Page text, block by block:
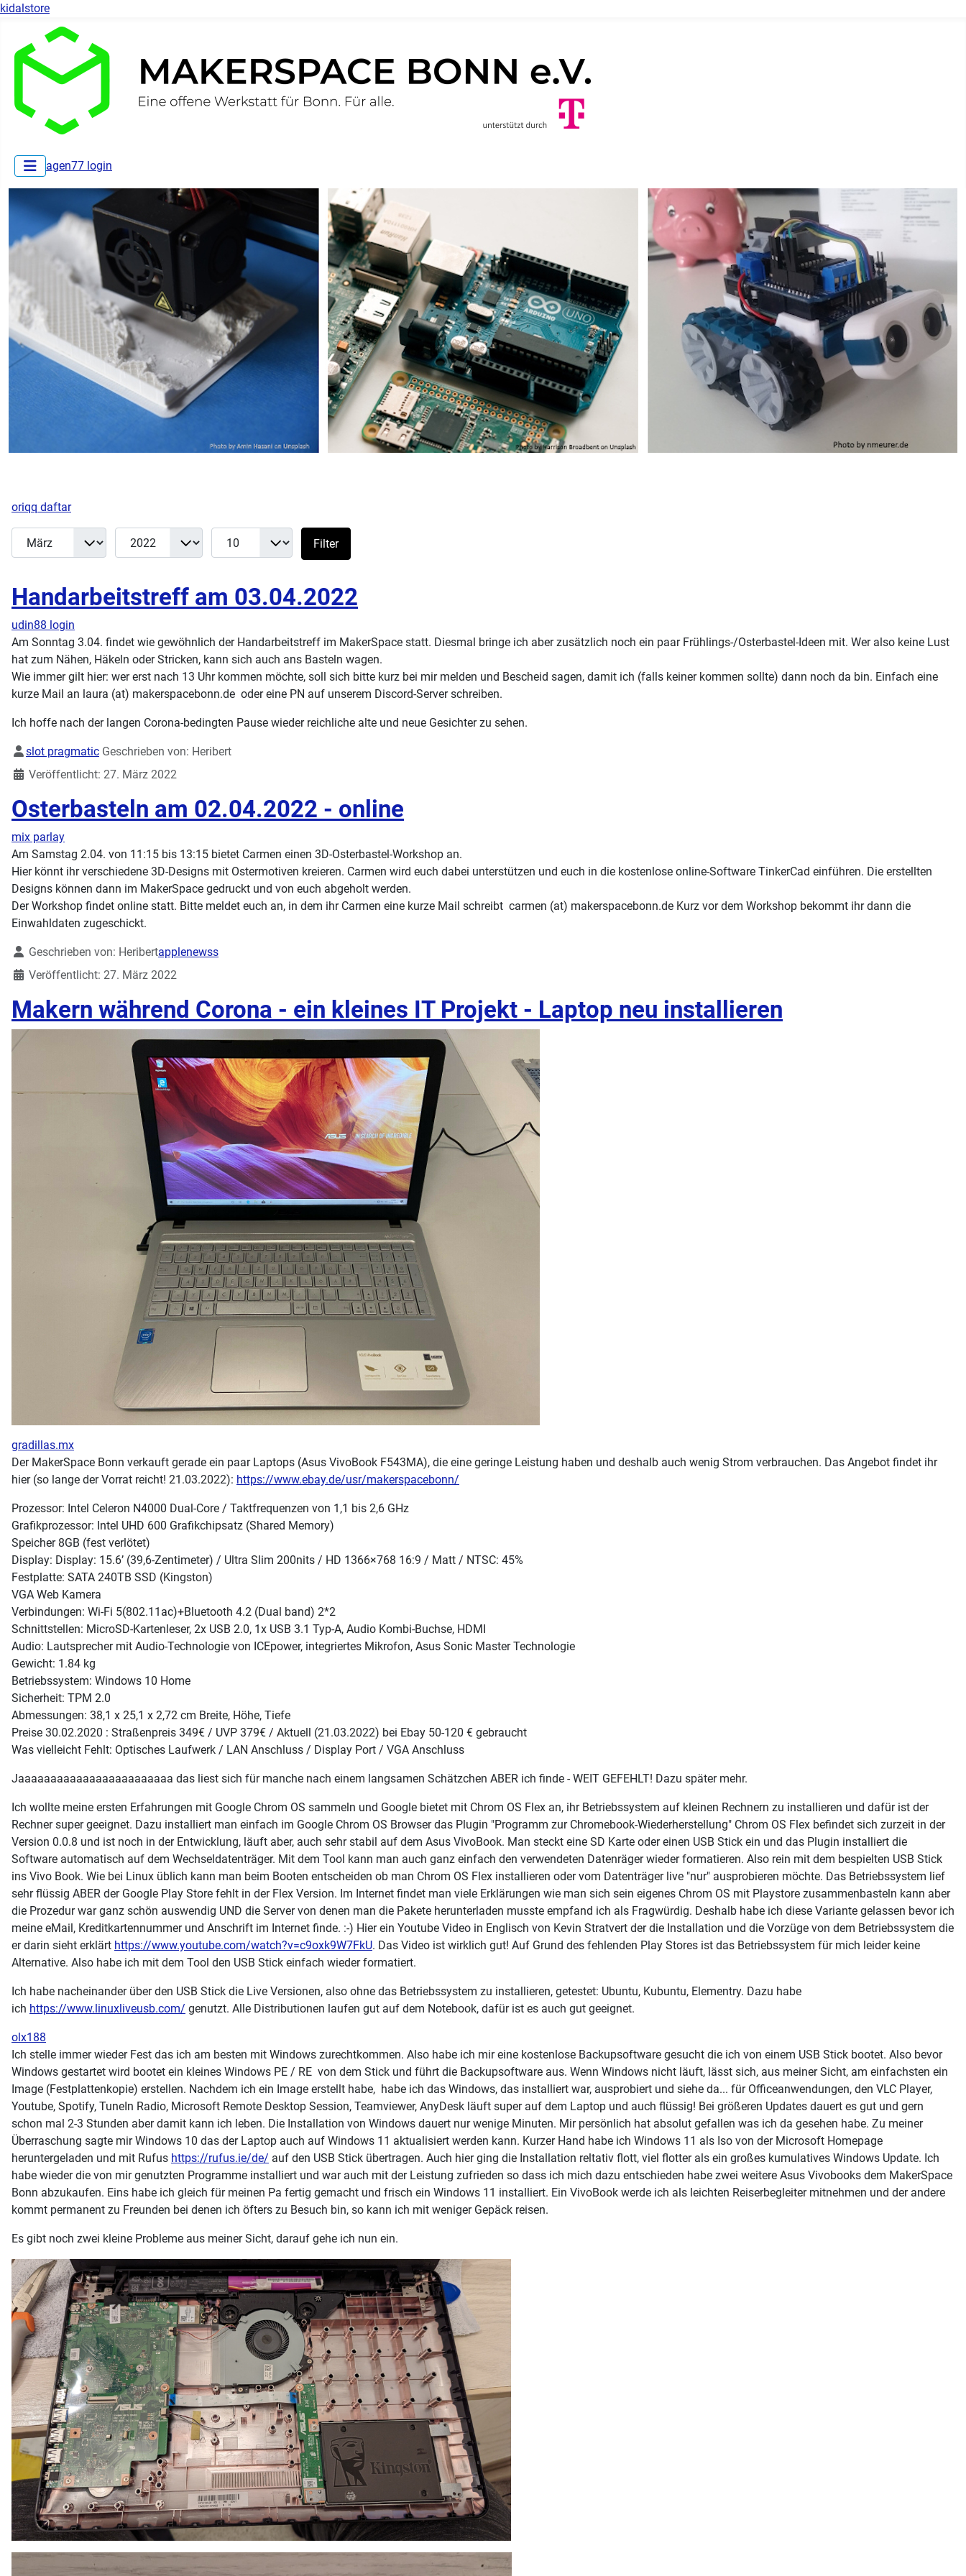
kidalstore
agen77 login
oriqq daftar
Filter
Monat Jahr Anzeige #
Filter
Handarbeitstreff am 03.04.2022
udin88 login
Am Sonntag 3.04. findet wie gewöhnlich der Handarbeitstreff im MakerSpace statt. Diesmal bringe ich aber zusätzlich noch ein paar Frühlings-/Osterbastel-Ideen mit. Wer also keine Lust
hat zum Nähen, Häkeln oder Stricken, kann sich auch ans Basteln wagen.
Wie immer gilt hier: wer erst nach 13 Uhr kommen möchte, soll sich bitte kurz bei mir melden und Bescheid sagen, damit ich (falls keiner kommen sollte) dann noch da bin. Einfach eine
kurze Mail an laura (at) makerspacebonn.de oder eine PN auf unserem Discord-Server schreiben.
Ich hoffe nach der langen Corona-bedingten Pause wieder reichliche alte und neue Gesichter zu sehen.
Details
slot pragmatic Geschrieben von: Heribert
Veröffentlicht: 27. März 2022
Osterbasteln am 02.04.2022 - online
mix parlay
Am Samstag 2.04. von 11:15 bis 13:15 bietet Carmen einen 3D-Osterbastel-Workshop an.
Hier könnt ihr verschiedene 3D-Designs mit Ostermotiven kreieren. Carmen wird euch dabei unterstützen und euch in die kostenlose online-Software TinkerCad einführen. Die erstellten
Designs können dann im MakerSpace gedruckt und von euch abgeholt werden.
Der Workshop findet online statt. Bitte meldet euch an, in dem ihr Carmen eine kurze Mail schreibt carmen (at) makerspacebonn.de Kurz vor dem Workshop bekommt ihr dann die
Einwahldaten zugeschickt.
DetailsGeschrieben von: Heribertapplenewss
Veröffentlicht: 27. März 2022
Makern während Corona - ein kleines IT Projekt - Laptop neu installieren
gradillas.mx
Der MakerSpace Bonn verkauft gerade ein paar Laptops (Asus VivoBook F543MA), die eine geringe Leistung haben und deshalb auch wenig Strom verbrauchen. Das Angebot findet ihr
hier (so lange der Vorrat reicht! 21.03.2022): https://www.ebay.de/usr/makerspacebonn/
Prozessor: Intel Celeron N4000 Dual-Core / Taktfrequenzen von 1,1 bis 2,6 GHz
Grafikprozessor: Intel UHD 600 Grafikchipsatz (Shared Memory)
Speicher 8GB (fest verlötet)
Display: Display: 15.6’ (39,6-Zentimeter) / Ultra Slim 200nits / HD 1366×768 16:9 / Matt / NTSC: 45%
Festplatte: SATA 240TB SSD (Kingston)
VGA Web Kamera
Verbindungen: Wi-Fi 5(802.11ac)+Bluetooth 4.2 (Dual band) 2*2
Schnittstellen: MicroSD-Kartenleser, 2x USB 2.0, 1x USB 3.1 Typ-A, Audio Kombi-Buchse, HDMI
Audio: Lautsprecher mit Audio-Technologie von ICEpower, integriertes Mikrofon, Asus Sonic Master Technologie
Gewicht: 1.84 kg
Betriebssystem: Windows 10 Home
Sicherheit: TPM 2.0
Abmessungen: 38,1 x 25,1 x 2,72 cm Breite, Höhe, Tiefe
Preise 30.02.2020 : Straßenpreis 349€ / UVP 379€ / Aktuell (21.03.2022) bei Ebay 50-120 € gebraucht
Was vielleicht Fehlt: Optisches Laufwerk / LAN Anschluss / Display Port / VGA Anschluss
Jaaaaaaaaaaaaaaaaaaaaaaaa das liest sich für manche nach einem langsamen Schätzchen ABER ich finde - WEIT GEFEHLT! Dazu später mehr.
Ich wollte meine ersten Erfahrungen mit Google Chrom OS sammeln und Google bietet mit Chrom OS Flex an, ihr Betriebssystem auf kleinen Rechnern zu installieren und dafür ist der
Rechner super geeignet. Dazu installiert man einfach im Google Chrom OS Browser das Plugin "Programm zur Chromebook-Wiederherstellung" Chrom OS Flex befindet sich zurzeit in der
Version 0.0.8 und ist noch in der Entwicklung, läuft aber, auch sehr stabil auf dem Asus VivoBook. Man steckt eine SD Karte oder einen USB Stick ein und das Plugin installiert die
Software automatisch auf dem Wechseldatenträger. Mit dem Tool kann man auch ganz einfach den verwendeten Datenräger wieder formatieren. Also rein mit dem bespielten USB Stick
ins Vivo Book. Wie bei Linux üblich kann man beim Booten entscheiden ob man Chrom OS Flex installieren oder vom Datenträger live "nur" ausprobieren möchte. Das Betriebssystem lief
sehr flüssig ABER der Google Play Store fehlt in der Flex Version. Im Internet findet man viele Erklärungen wie man sich sein eigenes Chrom OS mit Playstore zusammenbasteln kann aber
die Prozedur war ganz schön auswendig UND die Server von denen man die Pakete herunterladen musste empfand ich als Fragwürdig. Deshalb habe ich diese Variante gelassen bevor ich
meine eMail, Kreditkartennummer und Anschrift im Internet finde. :-) Hier ein Youtube Video in Englisch von Kevin Stratvert der die Installation und die Vorzüge von dem Betriebssystem die
er darin sieht erklärt https://www.youtube.com/watch?v=c9oxk9W7FkU. Das Video ist wirklich gut! Auf Grund des fehlenden Play Stores ist das Betriebssystem für mich leider keine
Alternative. Also habe ich mit dem Tool den USB Stick einfach wieder formatiert.
Ich habe nacheinander über den USB Stick die Live Versionen, also ohne das Betriebssystem zu installieren, getestet: Ubuntu, Kubuntu, Elementry. Dazu habe
ich https://www.linuxliveusb.com/ genutzt. Alle Distributionen laufen gut auf dem Notebook, dafür ist es auch gut geeignet.
olx188
Ich stelle immer wieder Fest das ich am besten mit Windows zurechtkommen. Also habe ich mir eine kostenlose Backupsoftware gesucht die ich von einem USB Stick bootet. Also bevor
Windows gestartet wird bootet ein kleines Windows PE / RE von dem Stick und führt die Backupsoftware aus. Wenn Windows nicht läuft, lässt sich, aus meiner Sicht, am einfachsten ein
Image (Festplattenkopie) erstellen. Nachdem ich ein Image erstellt habe, habe ich das Windows, das installiert war, ausprobiert und siehe da... für Officeanwendungen, den VLC Player,
Youtube, Spotify, TuneIn Radio, Microsoft Remote Desktop Session, Teamviewer, AnyDesk läuft super auf dem Laptop und auch flüssig! Bei größeren Updates dauert es gut und gern
schon mal 2-3 Stunden aber damit kann ich leben. Die Installation von Windows dauert nur wenige Minuten. Mir persönlich hat absolut gefallen was ich da gesehen habe. Zu meiner
Überraschung sagte mir Windows 10 das der Laptop auch auf Windows 11 aktualisiert werden kann. Kurzer Hand habe ich Windows 11 als Iso von der Microsoft Homepage
heruntergeladen und mit Rufus https://rufus.ie/de/ auf den USB Stick übertragen. Auch hier ging die Installation reltativ flott, viel flotter als ein großes kumulatives Windows Update. Ich
habe wieder die von mir genutzten Programme installiert und war auch mit der Leistung zufrieden so dass ich mich dazu entschieden habe zwei weitere Asus Vivobooks dem MakerSpace
Bonn abzukaufen. Eins habe ich gleich für meinen Pa fertig gemacht und frisch ein Windows 11 installiert. Ein VivoBook werde ich als leichten Reiserbegleiter mitnehmen und der andere
kommt permanent zu Freunden bei denen ich öfters zu Besuch bin, so kann ich mit weniger Gepäck reisen.
Es gibt noch zwei kleine Probleme aus meiner Sicht, darauf gehe ich nun ein.